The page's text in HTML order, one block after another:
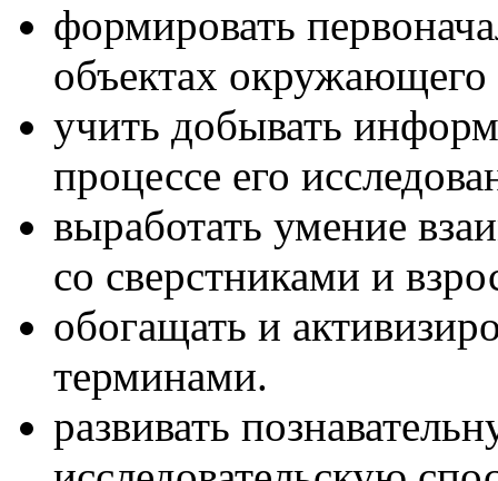
формировать
объектах
учить добывать
процессе его
выработать умение
со сверстниками и
обогащать и
терминами.
развивать